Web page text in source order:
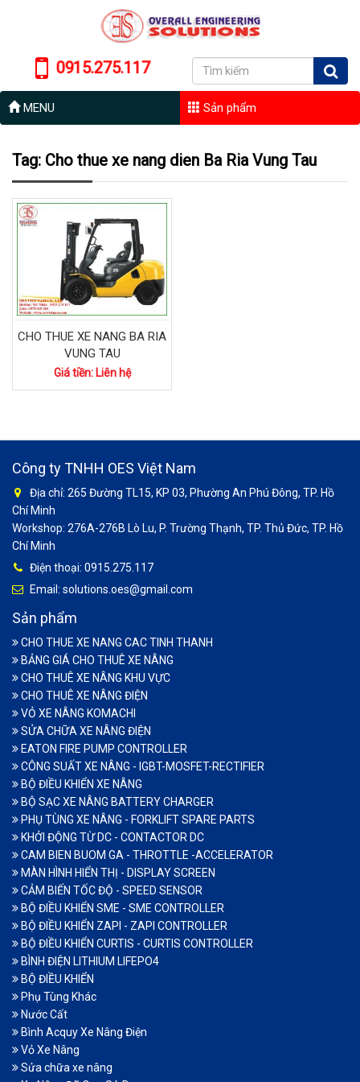
0915.275.117
MENU Sản phẩm
Tag: Cho thue xe nang dien Ba Ria Vung Tau
CHO THUE XE NANG BA RIA
VUNG TAU
Giá tiền: Liên hệ
Công ty TNHH OES Việt Nam
Địa chỉ: 265 Đường TL15, KP 03, Phường An Phú Đông, TP. Hồ
Chí Minh
Workshop: 276A-276B Lò Lu, P. Trường Thạnh, TP. Thủ Đức, TP. Hồ
Chí Minh
Điện thoại: 0915.275.117
Email: solutions.oes@gmail.com
Sản phẩm
CHO THUE XE NANG CAC TINH THANH
BẢNG GIÁ CHO THUÊ XE NÂNG
CHO THUÊ XE NÂNG KHU VỰC
CHO THUÊ XE NÂNG ĐIỆN
VỎ XE NÂNG KOMACHI
SỬA CHỮA XE NÂNG ĐIỆN
EATON FIRE PUMP CONTROLLER
CÔNG SUẤT XE NÂNG - IGBT-MOSFET-RECTIFIER
BỘ ĐIỀU KHIỂN XE NÂNG
BỘ SẠC XE NÂNG BATTERY CHARGER
PHỤ TÙNG XE NÂNG - FORKLIFT SPARE PARTS
KHỞI ĐỘNG TỪ DC - CONTACTOR DC
CAM BIEN BUOM GA - THROTTLE -ACCELERATOR
MÀN HÌNH HIỂN THỊ - DISPLAY SCREEN
CẢM BIẾN TỐC ĐỘ - SPEED SENSOR
BỘ ĐIỀU KHIỂN SME - SME CONTROLLER
BỘ ĐIỀU KHIỂN ZAPI - ZAPI CONTROLLER
BỘ ĐIỀU KHIỂN CURTIS - CURTIS CONTROLLER
BÌNH ĐIỆN LITHIUM LIFEPO4
BỘ ĐIỀU KHIỂN
Phụ Tùng Khác
Nước Cất
Bình Acquy Xe Nâng Điện
Vỏ Xe Nâng
Sửa chữa xe nâng